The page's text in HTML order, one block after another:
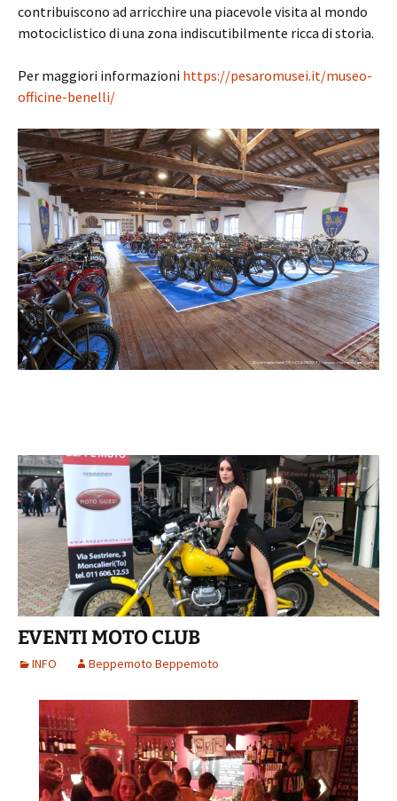
contribuiscono ad arricchire una piacevole visita al mondo
motociclistico di una zona indiscutibilmente ricca di storia.
Per maggiori informazioni https://pesaromusei.it/museo-
officine-benelli/
EVENTI MOTO CLUB
INFO Beppemoto Beppemoto